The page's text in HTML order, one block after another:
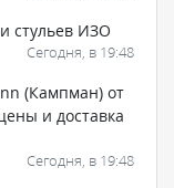
стульев ИЗО
Сегодня, в 19:48
(Кампман) от
и доставка
Сегодня, в 19:48